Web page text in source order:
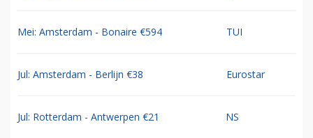
Mei: Amsterdam - Bonaire €594 TUI
Jul: Amsterdam - Berlijn €38 Eurostar
Jul: Rotterdam - Antwerpen €21 NS